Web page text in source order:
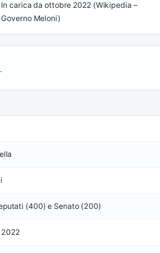
In carica da ottobre 2022 (Wikipedia –
Governo Meloni)
(400) e Senato (200)